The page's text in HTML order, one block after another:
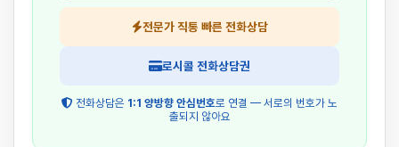
전문가 직통 빠른 전화상담
로시콜 전화상담권
전화상담은 1:1 양방향 안심번호로 연결 — 서로의 번호가 노
출되지 않아요